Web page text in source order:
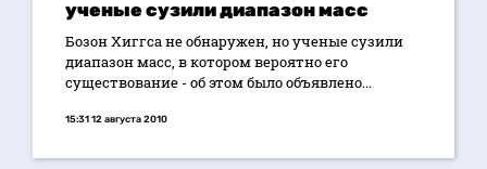
ученые сузили диапазон масс
Бозон Хиггса не обнаружен, но ученые сузили
диапазон масс, в котором вероятно его
существование - об этом было объявлено...
15:31 12 августа 2010